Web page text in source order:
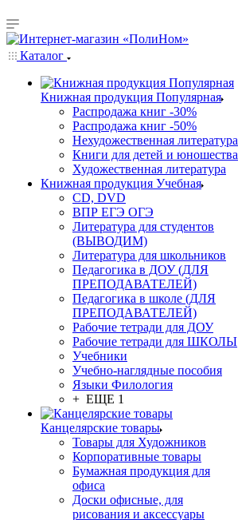
Каталог
Книжная продукция Популярная
Распродажа книг -30%
Распродажа книг -50%
Нехудожественная литература
Книги для детей и юношества
Художественная литература
Книжная продукция Учебная
CD, DVD
ВПР ЕГЭ ОГЭ
Литература для студентов
(ВЫВОДИМ)
Литература для школьников
Педагогика в ДОУ (ДЛЯ
ПРЕПОДАВАТЕЛЕЙ)
Педагогика в школе (ДЛЯ
ПРЕПОДАВАТЕЛЕЙ)
Рабочие тетради для ДОУ
Рабочие тетради для ШКОЛЫ
Учебники
Учебно-наглядные пособия
Языки Филология
+ ЕЩЕ 1
Канцелярские товары
Товары для Художников
Корпоративные товары
Бумажная продукция для
офиса
Доски офисные, для
рисования и аксессуары